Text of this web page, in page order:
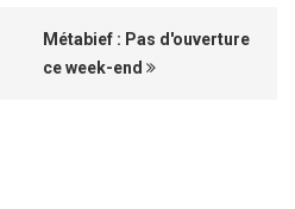
Métabief : Pas d'ouverture
ce week-end